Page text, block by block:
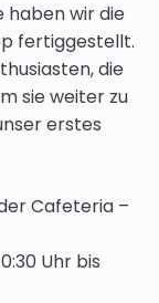
haben wir die
fertiggestellt.
die
sie weiter zu
erstes
Cafeteria –
Uhr bis